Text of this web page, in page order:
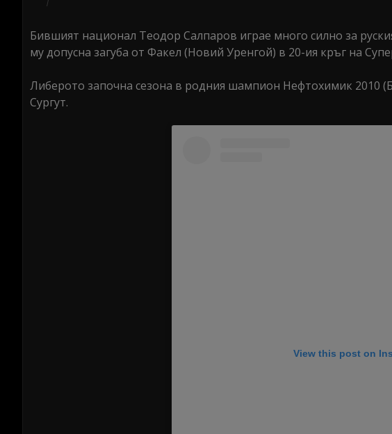
Бившият национал Теодор Салпаров играе много силно за
му допусна загуба от Факел (Новий Уренгой) в 20-ия кръг на
Либерото започна сезона в родния шампион Нефтохимик 2010
Сургут.
View this post on